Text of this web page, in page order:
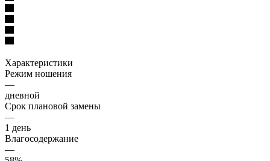
Характеристики
Режим ношения
—
дневной
Срок плановой замены
—
1 день
Влагосодержание
—